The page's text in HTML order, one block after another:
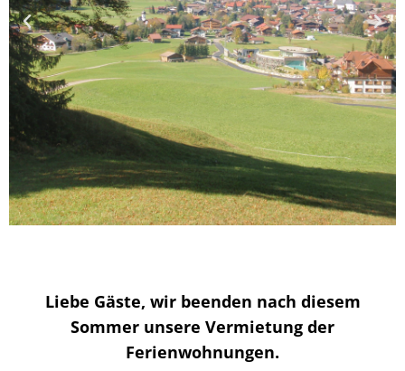
Liebe Gäste, wir beenden nach diesem
Sommer unsere Vermietung der
Ferienwohnungen.